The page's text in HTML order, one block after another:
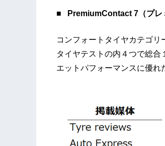
■ PremiumContact 7（プレ
コンフォートタイヤカテゴ
タイヤテストの内４つで総
エットパフォーマンスに優れ